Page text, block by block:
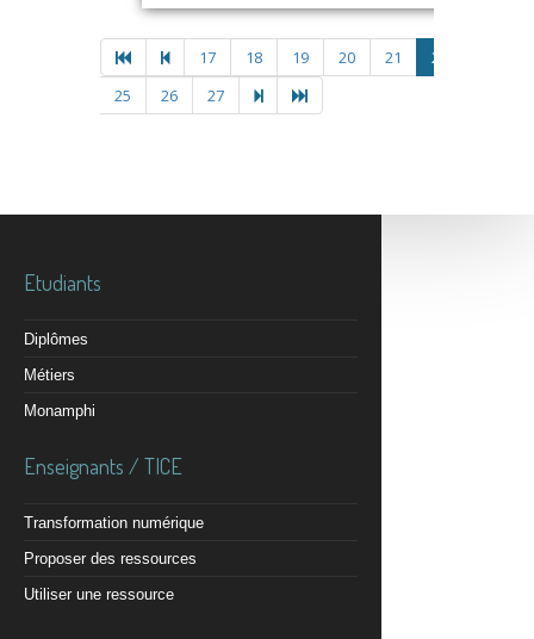
17 18 19 20 21 22
25
26 27
Etudiants
Diplômes
Métiers
Monamphi
Enseignants / TICE
Transformation numérique
Proposer des ressources
Utiliser une ressource